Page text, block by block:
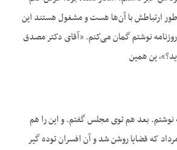
ارتباطش با آن‌ها هست و مشغول هستند این
نوشتم گمان می‌کنم. «آقای دکتر مصدق
ین همین
بعد هم توی مجلس گفتم. و این را هم
که بعد از ۲۸ مرداد که قضایا روشن شد و آن افسران توده گیر